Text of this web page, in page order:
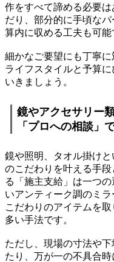
作をすべて諦める必要
だり、部分的に手頃な
算内に収める工夫も可能
細かなご要望にも丁寧に
ライフスタイルと予算
いきましょう。
鏡やアクセサリー
「プロへの相談」
鏡や照明、タオル掛け
のこだわりを叶える手
る「施主支給」は一つ
いアンティーク調のミラ
こだわりのアイテムを
多い手法です。
ただし、現場の寸法や
たり、万が一の不具合